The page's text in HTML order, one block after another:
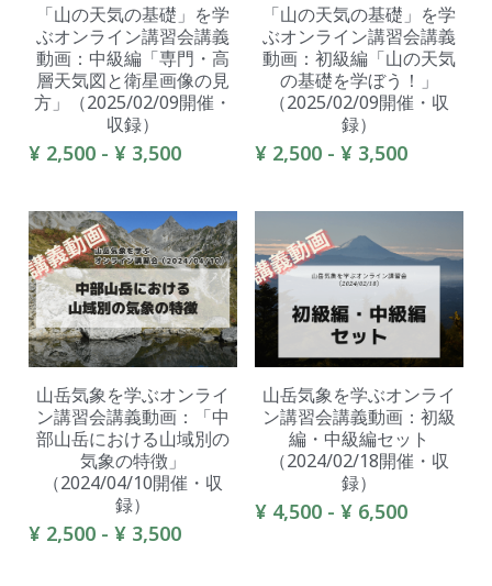
「山の天気の基礎」を学
ぶオンライン講習会講義
動画：中級編「専門・高
層天気図と衛星画像の見
方」（2025/02/09開催・
収録）
¥ 2,500 - ¥ 3,500
「山の天気の基礎」を学
ぶオンライン講習会講義
動画：初級編「山の天気
の基礎を学ぼう！」
（2025/02/09開催・収
録）
¥ 2,500 - ¥ 3,500
山岳気象を学ぶオンライ
ン講習会講義動画：「中
部山岳における山域別の
気象の特徴」
（2024/04/10開催・収
録）
¥ 2,500 - ¥ 3,500
山岳気象を学ぶオンライ
ン講習会講義動画：初級
編・中級編セット
（2024/02/18開催・収
録）
¥ 4,500 - ¥ 6,500